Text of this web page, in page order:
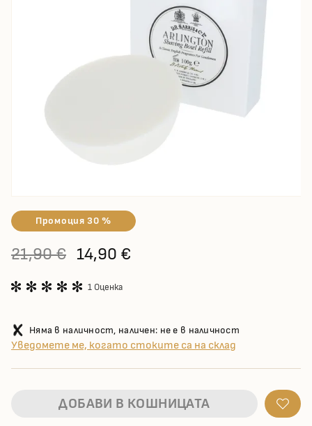
Промоция 30 %
21,90 € 14,90 €
1 Оценка
Няма в наличност, наличен: не е в наличност
Уведомете ме, когато стоките са на склад
ДОБАВИ В КОШНИЦАТА